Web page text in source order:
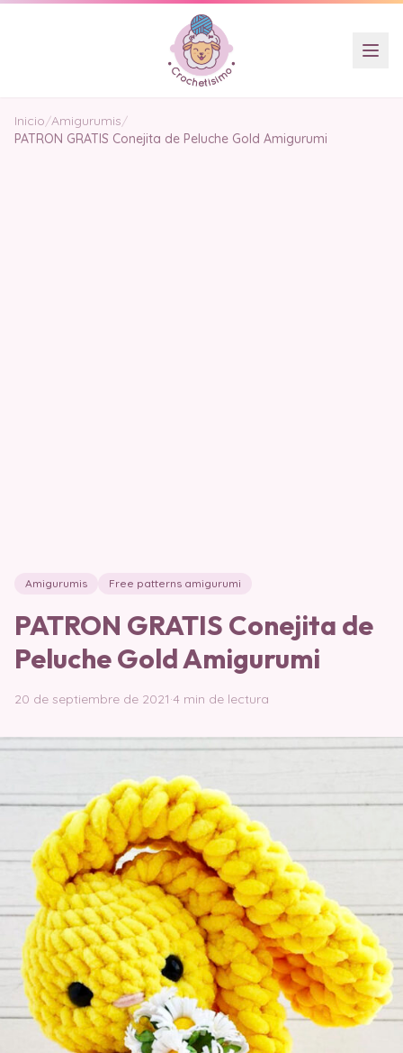
Inicio/Amigurumis/
PATRON GRATIS Conejita de Peluche Gold Amigurumi
Amigurumis Free patterns amigurumi
PATRON GRATIS Conejita de
Peluche Gold Amigurumi
20 de septiembre de 2021·4 min de lectura